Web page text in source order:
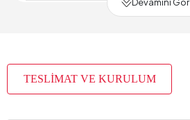
Sandık Derinlik (mm)
Devamını Gör
TESLİMAT VE KURULUM